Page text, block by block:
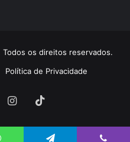
os direitos reservados.
Política de Privacidade
Instagram